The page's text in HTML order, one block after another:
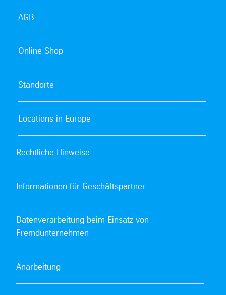
AGB
Online Shop
Standorte
Locations in Europe
Rechtliche Hinweise
Informationen für Geschäftspartner
Datenverarbeitung beim Einsatz von
Fremdunternehmen
Anarbeitung